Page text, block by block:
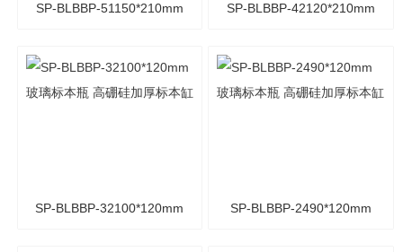
SP-BLBBP-51150*210mm
本缸
SP-BLBBP-42120*210mm
本缸
SP-BLBBP-32100*120mm SP-BLBBP-2490*120mm